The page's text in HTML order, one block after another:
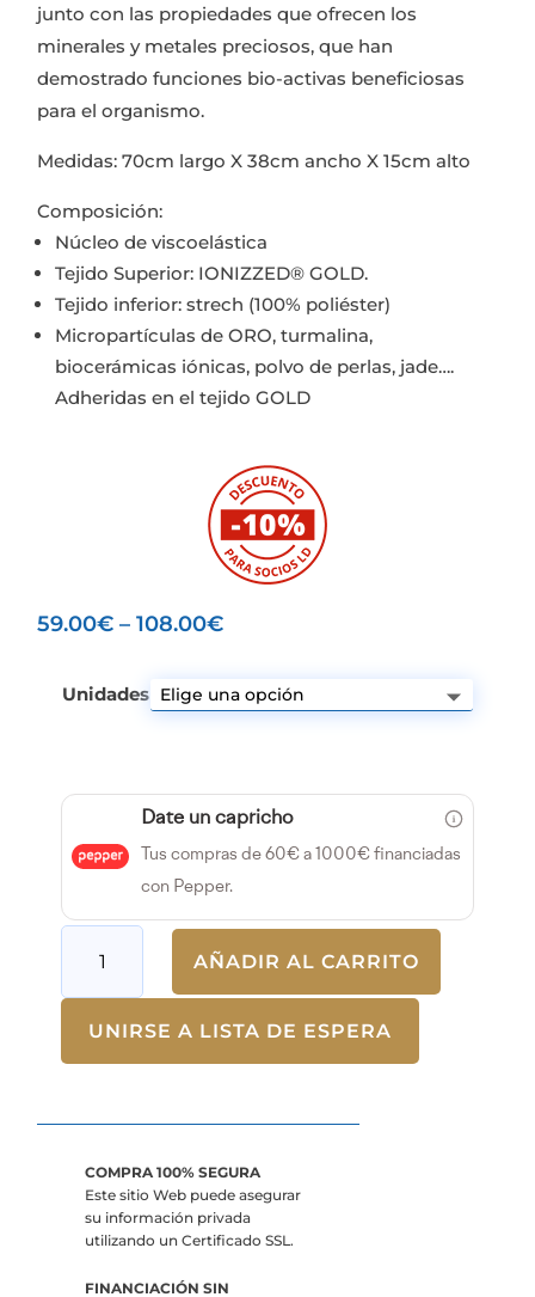
junto con las propiedades que ofrecen los
minerales y metales preciosos, que han
demostrado funciones bio-activas beneficiosas
para el organismo.
Medidas: 70cm largo X 38cm ancho X 15cm alto
Composición:
Núcleo de viscoelástica
Tejido Superior: IONIZZED® GOLD.
Tejido inferior: strech (100% poliéster)
Micropartículas de ORO, turmalina,
biocerámicas iónicas, polvo de perlas, jade….
Adheridas en el tejido GOLD
59.00€ –108.00€
Unidades
Date un capricho
Tus compras de 60€ a 1000€ financiadas
con Pepper.
Ionizzed
Gold
cantidad
AÑADIR AL CARRITO
UNIRSE A LISTA DE ESPERA
COMPRA 100% SEGURA
Este sitio Web puede asegurar
su información privada
utilizando un Certificado SSL.
FINANCIACIÓN SIN